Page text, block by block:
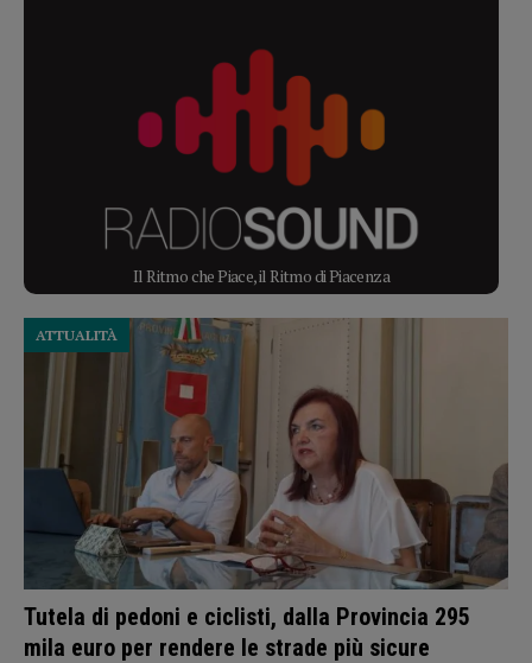
Il Ritmo che Piace, il Ritmo di Piacenza
Tutela di pedoni e ciclisti, dalla Provincia 295
mila euro per rendere le strade più sicure
ATTUALITÀ